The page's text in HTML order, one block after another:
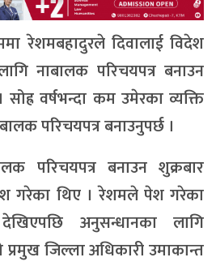
रेशमबहादुरले दिवालाई विदेश
नाबालक परिचयपत्र बनाउन
वर्षभन्दा कम उमेरका व्यक्ति
परिचयपत्र बनाउनुपर्छ ।
परिचयपत्र बनाउन शुक्रबार
गरेका थिए । रेशमले पेश गरेका
अनुसन्धानका लागि
प्रमुख जिल्ला अधिकारी उमाकान्त